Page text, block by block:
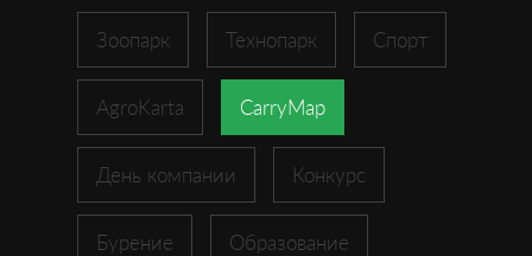
Зоопарк Технопарк Спорт
AgroKarta CarryMap
День компании Конкурс
Бурение Образование